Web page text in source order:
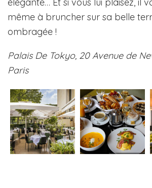
même à bruncher sur sa belle
ombragée !
Palais De Tokyo, 20 Avenue de
Paris